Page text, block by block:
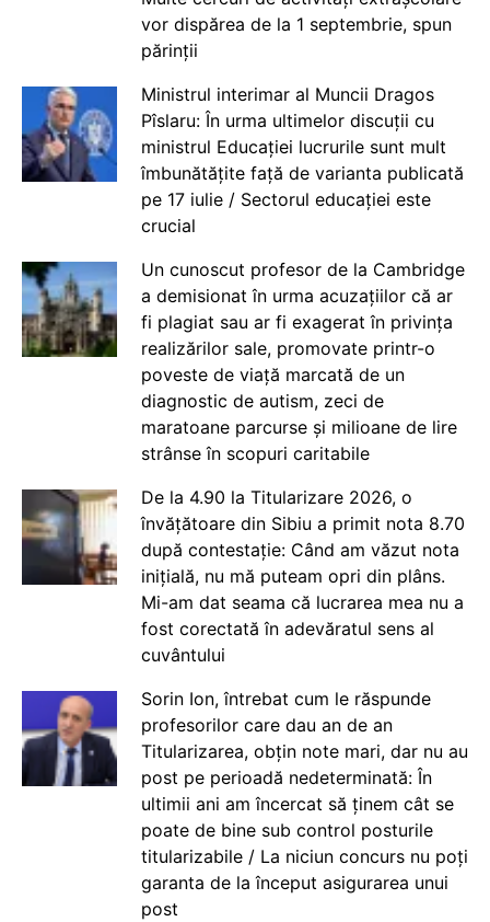
vor dispărea de la 1 septembrie, spun
părinții
Ministrul interimar al Muncii Dragos
Pîslaru: În urma ultimelor discuții cu
ministrul Educației lucrurile sunt mult
îmbunătățite față de varianta publicată
pe 17 iulie / Sectorul educației este
crucial
Un cunoscut profesor de la Cambridge
a demisionat în urma acuzațiilor că ar
fi plagiat sau ar fi exagerat în privința
realizărilor sale, promovate printr-o
poveste de viață marcată de un
diagnostic de autism, zeci de
maratoane parcurse și milioane de lire
strânse în scopuri caritabile
De la 4.90 la Titularizare 2026, o
învățătoare din Sibiu a primit nota 8.70
după contestație: Când am văzut nota
inițială, nu mă puteam opri din plâns.
Mi-am dat seama că lucrarea mea nu a
fost corectată în adevăratul sens al
cuvântului
Sorin Ion, întrebat cum le răspunde
profesorilor care dau an de an
Titularizarea, obțin note mari, dar nu au
post pe perioadă nedeterminată: În
ultimii ani am încercat să ținem cât se
poate de bine sub control posturile
titularizabile / La niciun concurs nu poți
garanta de la început asigurarea unui
post